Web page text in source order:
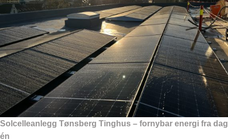
Solcelleanlegg Tønsberg Tinghus – fornybar energi fra dag
én